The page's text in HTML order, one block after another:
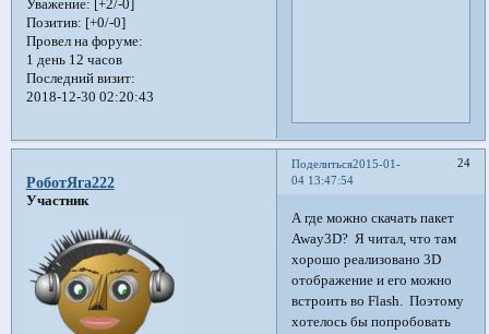
Уважение: [+2/-0]
Позитив: [+0/-0]
Провел на форуме:
1 день 12 часов
Последний визит:
2018-12-30 02:20:43
Поделиться 24
2015-01-
04 13:47:54
РоботЯга222
Участник
А где можно скачать пакет
Away3D? Я читал, что там
хорошо реализовано 3D
отображение и его можно
встроить во Flash. Поэтому
хотелось бы попробовать